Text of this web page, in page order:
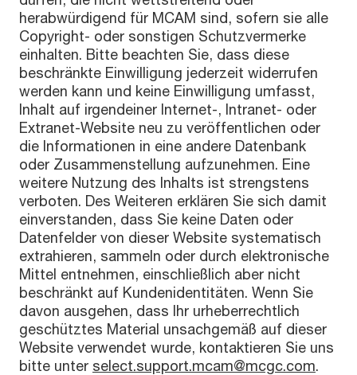
herabwürdigend für MCAM sind, sofern sie alle
Copyright- oder sonstigen Schutzvermerke
einhalten. Bitte beachten Sie, dass diese
beschränkte Einwilligung jederzeit widerrufen
werden kann und keine Einwilligung umfasst,
Inhalt auf irgendeiner Internet-, Intranet- oder
Extranet-Website neu zu veröffentlichen oder
die Informationen in eine andere Datenbank
oder Zusammenstellung aufzunehmen. Eine
weitere Nutzung des Inhalts ist strengstens
verboten. Des Weiteren erklären Sie sich damit
einverstanden, dass Sie keine Daten oder
Datenfelder von dieser Website systematisch
extrahieren, sammeln oder durch elektronische
Mittel entnehmen, einschließlich aber nicht
beschränkt auf Kundenidentitäten. Wenn Sie
davon ausgehen, dass Ihr urheberrechtlich
geschütztes Material unsachgemäß auf dieser
Website verwendet wurde, kontaktieren Sie uns
bitte unter select.support.mcam@mcgc.com.